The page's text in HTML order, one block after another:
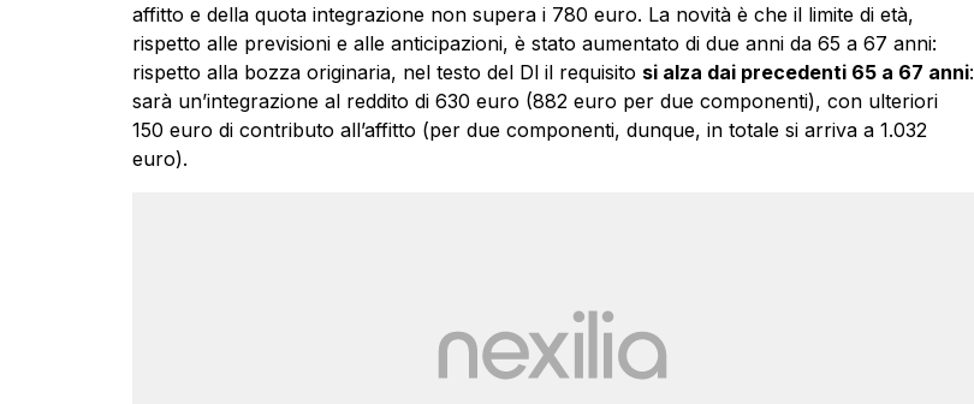
affitto e della quota integrazione non supera i 780 euro. La novità è che il limite di età,
rispetto alle previsioni e alle anticipazioni, è stato aumentato di due anni da 65 a 67 anni:
rispetto alla bozza originaria, nel testo del Dl il requisito si alza dai precedenti 65 a 67 anni:
sarà un’integrazione al reddito di 630 euro (882 euro per due componenti), con ulteriori
150 euro di contributo all’affitto (per due componenti, dunque, in totale si arriva a 1.032
euro).